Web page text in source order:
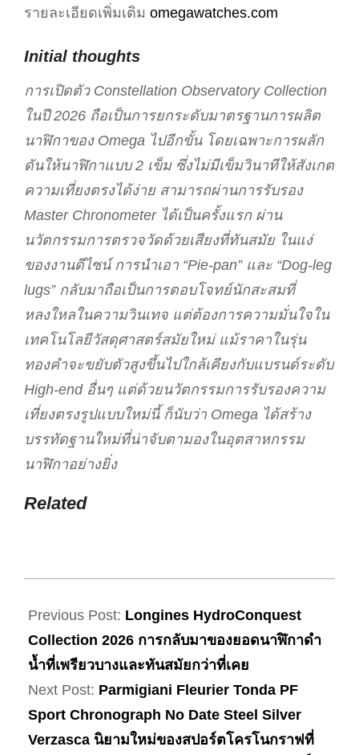
รายละเอียดเพิ่มเติม omegawatches.com
Initial thoughts
การเปิดตัว Constellation Observatory Collection
ในปี 2026 ถือเป็นการยกระดับมาตรฐานการผลิต
นาฬิกาของ Omega ไปอีกขั้น โดยเฉพาะการผลัก
ดันให้นาฬิกาแบบ 2 เข็ม ซึ่งไม่มีเข็มวินาทีให้สังเกต
ความเที่ยงตรงได้ง่าย สามารถผ่านการรับรอง
Master Chronometer ได้เป็นครั้งแรก ผ่าน
นวัตกรรมการตรวจวัดด้วยเสียงที่ทันสมัย ในแง่
ของงานดีไซน์ การนำเอา “Pie-pan” และ “Dog-leg
lugs” กลับมาถือเป็นการตอบโจทย์นักสะสมที่
หลงใหลในความวินเทจ แต่ต้องการความมั่นใจใน
เทคโนโลยีวัสดุศาสตร์สมัยใหม่ แม้ราคาในรุ่น
ทองคำจะขยับตัวสูงขึ้นไปใกล้เคียงกับแบรนด์ระดับ
High-end อื่นๆ แต่ด้วยนวัตกรรมการรับรองความ
เที่ยงตรงรูปแบบใหม่นี้ ก็นับว่า Omega ได้สร้าง
บรรทัดฐานใหม่ที่น่าจับตามองในอุตสาหกรรม
นาฬิกาอย่างยิ่ง
Related
03-
28
Previous Post: Longines HydroConquest
Collection 2026 การกลับมาของยอดนาฬิกาดำ
น้ำที่เพรียวบางและทันสมัยกว่าที่เคย
Next Post: Parmigiani Fleurier Tonda PF
Sport Chronograph No Date Steel Silver
Verzasca นิยามใหม่ของสปอร์ตโครโนกราฟที่